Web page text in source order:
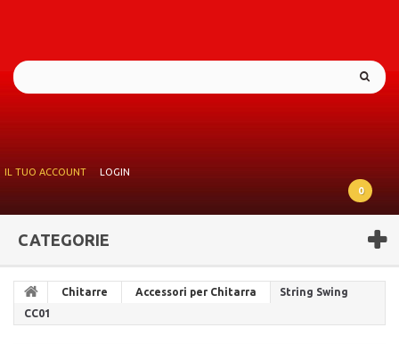
IL TUO ACCOUNT
LOGIN
0
CATEGORIE
Chitarre Accessori per Chitarra
String Swing
CC01